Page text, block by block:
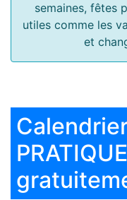
semaines, fêtes
utiles comme les
et